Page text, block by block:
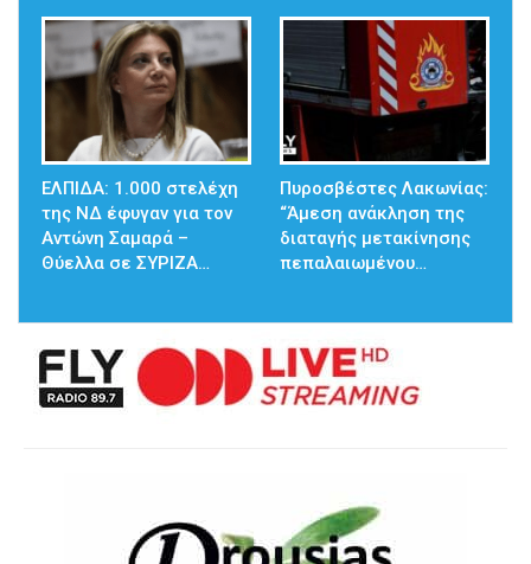
ΕΛΠΙΔΑ: 1.000 στελέχη
της ΝΔ έφυγαν για τον
Αντώνη Σαμαρά –
Θύελλα σε ΣΥΡΙΖΑ…
Πυροσβέστες Λακωνίας:
“Άμεση ανάκληση της
διαταγής μετακίνησης
πεπαλαιωμένου…